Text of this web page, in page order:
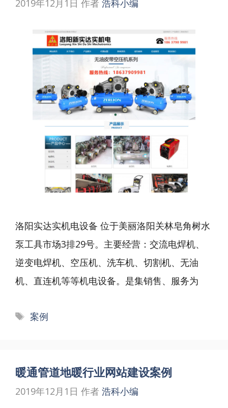
2019年12月1日 作者 浩科小编
洛阳实达实机电设备 位于美丽洛阳关林皂角树水
泵工具市场3排29号。主要经营：交流电焊机、
逆变电焊机、空压机、洗车机、切割机、无油
机、直连机等等机电设备。是集销售、服务为
标
案例
暖通管道地暖行业网站建设案例
2019年12月1日 作者 浩科小编